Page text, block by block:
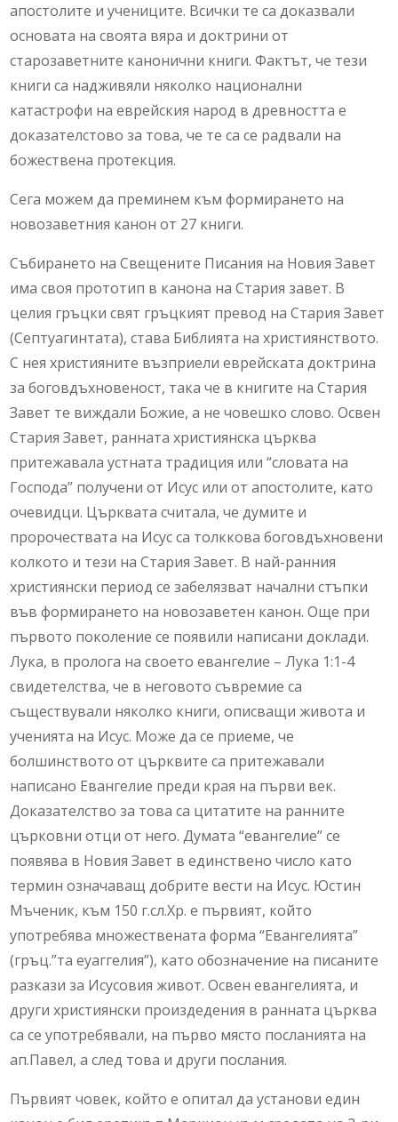
апостолите и учениците. Всички те са доказвали
основата на своята вяра и доктрини от
старозаветните канонични книги. Фактът, че тези
книги са надживяли няколко национални
катастрофи на еврейския народ в древността е
доказателстово за това, че те са се радвали на
божествена протекция.
Сега можем да преминем към формирането на
новозаветния канон от 27 книги.
Събирането на Свещените Писания на Новия Завет
има своя прототип в канона на Стария завет. В
целия гръцки свят гръцкият превод на Стария Завет
(Септуагинтата), става Библията на християнството.
С нея християните възприели еврейската доктрина
за боговдъхновеност, така че в книгите на Стария
Завет те виждали Божие, а не човешко слово. Освен
Стария Завет, ранната християнска църква
притежавала устната традиция или “словата на
Господа” получени от Исус или от апостолите, като
очевидци. Църквата считала, че думите и
пророчествата на Исус са толккова боговдъхновени
колкото и тези на Стария Завет. В най-ранния
християнски период се забелязват начални стъпки
във формирането на новозаветен канон. Още при
първото поколение се появили написани доклади.
Лука, в пролога на своето евангелие – Лука 1:1-4
свидетелства, че в неговото съвремие са
съществували няколко книги, описващи живота и
ученията на Исус. Може да се приеме, че
болшинството от църквите са притежавали
написано Евангелие преди края на първи век.
Доказателство за това са цитатите на ранните
църковни отци от него. Думата “евангелие” се
появява в Новия Завет в единствено число като
термин означаващ добрите вести на Исус. Юстин
Мъченик, към 150 г.сл.Хр. е първият, който
употребява множествената форма “Евангелията”
(гръц.”та еуаггелия”), като обозначение на писаните
разкази за Исусовия живот. Освен евангелията, и
други християнски произдедения в ранната църква
са се употребявали, на първо място посланията на
ап.Павел, а след това и други послания.
Първият човек, който е опитал да установи един